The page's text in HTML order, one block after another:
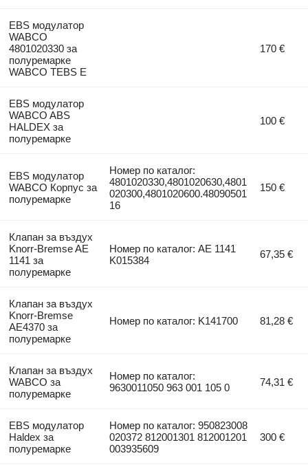
EBS модулатор
WABCO
4801020330 за
полуремарке
WABCO TEBS E
170 €
EBS модулатор
WABCO ABS
HALDEX за
полуремарке
100 €
EBS модулатор
WABCO Корпус за
полуремарке
Номер по каталог:
4801020330,4801020630,4801
020300,4801020600.48090501
16
150 €
Клапан за въздух
Knorr-Bremse AE
1141 за
полуремарке
Номер по каталог: AE 1141
K015384
67,35 €
Клапан за въздух
Knorr-Bremse
AE4370 за
полуремарке
Номер по каталог: K141700 81,28 €
Клапан за въздух
WABCO за
полуремарке
Номер по каталог:
9630011050 963 001 105 0
74,31 €
EBS модулатор
Haldex за
полуремарке
Номер по каталог: 950823008
020372 812001301 812001201
003935609
300 €